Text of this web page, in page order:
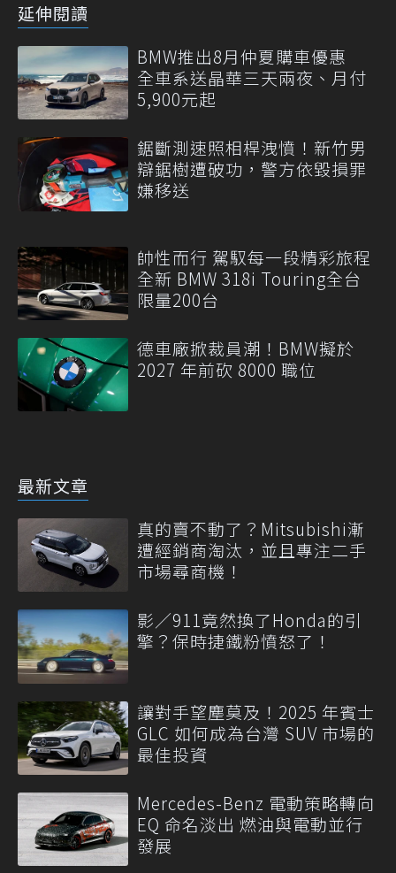
延伸閱讀
BMW推出8月仲夏購車優惠
全車系送晶華三天兩夜、月付
5,900元起
鋸斷測速照相桿洩憤！新竹男
辯鋸樹遭破功，警方依毀損罪
嫌移送
帥性而行 駕馭每一段精彩旅程
全新 BMW 318i Touring全台
限量200台
德車廠掀裁員潮！BMW擬於
2027 年前砍 8000 職位
最新文章
真的賣不動了？Mitsubishi漸
遭經銷商淘汰，並且專注二手
市場尋商機！
影／911竟然換了Honda的引
擎？保時捷鐵粉憤怒了！
讓對手望塵莫及！2025 年賓士
GLC 如何成為台灣 SUV 市場的
最佳投資
Mercedes-Benz 電動策略轉向
EQ 命名淡出 燃油與電動並行
發展